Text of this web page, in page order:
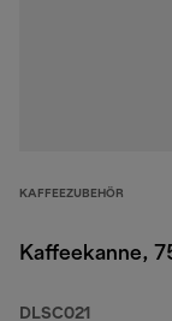
KAFFEEZUBEHÖR
Kaffeekanne,
DLSC021